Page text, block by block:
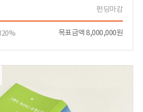
펀딩마감
목표금액 8,000,000원